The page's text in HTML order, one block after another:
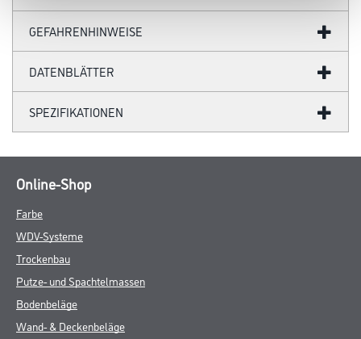
GEFAHRENHINWEISE
DATENBLÄTTER
SPEZIFIKATIONEN
Online-Shop
Farbe
WDV-Systeme
Trockenbau
Putze- und Spachtelmassen
Bodenbeläge
Wand- & Deckenbeläge